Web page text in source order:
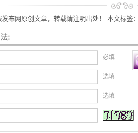
发布网原创文章，转载请注明出处！ 本文标签：
:
必填
选填
选填